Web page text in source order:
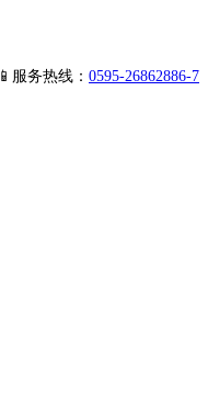
📱服务热线： 0595-26862886-7